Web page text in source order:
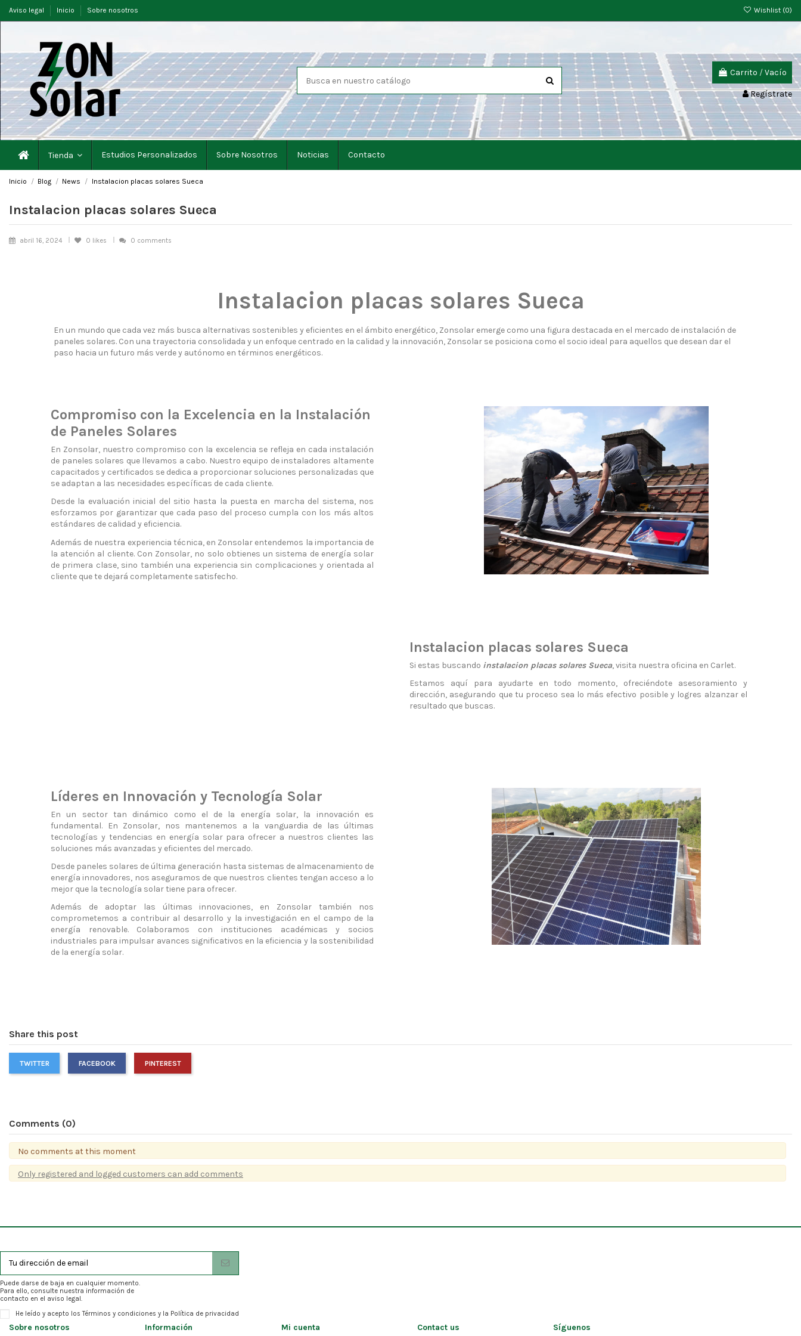
Aviso legal Inicio Sobre nosotros Wishlist (0)
Carrito /Vacío
Regístrate
Tienda Estudios Personalizados Sobre Nosotros Noticias Contacto
Inicio Blog News Instalacion placas solares Sueca
Instalacion placas solares Sueca
abril 16, 2024 0 likes 0 comments
Instalacion placas solares Sueca
En un mundo que cada vez más busca alternativas sostenibles y eficientes en el ámbito energético, Zonsolar emerge como una figura destacada en el mercado de instalación de
paneles solares. Con una trayectoria consolidada y un enfoque centrado en la calidad y la innovación, Zonsolar se posiciona como el socio ideal para aquellos que desean dar el
paso hacia un futuro más verde y autónomo en términos energéticos.
Compromiso con la Excelencia en la Instalación
de Paneles Solares
En Zonsolar, nuestro compromiso con la excelencia se refleja en cada instalación
de paneles solares que llevamos a cabo. Nuestro equipo de instaladores altamente
capacitados y certificados se dedica a proporcionar soluciones personalizadas que
se adaptan a las necesidades específicas de cada cliente.
Desde la evaluación inicial del sitio hasta la puesta en marcha del sistema, nos
esforzamos por garantizar que cada paso del proceso cumpla con los más altos
estándares de calidad y eficiencia.
Además de nuestra experiencia técnica, en Zonsolar entendemos la importancia de
la atención al cliente. Con Zonsolar, no solo obtienes un sistema de energía solar
de primera clase, sino también una experiencia sin complicaciones y orientada al
cliente que te dejará completamente satisfecho.
Instalacion placas solares Sueca
Si estas buscando instalacion placas solares Sueca, visita nuestra oficina en Carlet.
Estamos aquí para ayudarte en todo momento, ofreciéndote asesoramiento y
dirección, asegurando que tu proceso sea lo más efectivo posible y logres alzanzar el
resultado que buscas.
Líderes en Innovación y Tecnología Solar
En un sector tan dinámico como el de la energía solar, la innovación es
fundamental. En Zonsolar, nos mantenemos a la vanguardia de las últimas
tecnologías y tendencias en energía solar para ofrecer a nuestros clientes las
soluciones más avanzadas y eficientes del mercado.
Desde paneles solares de última generación hasta sistemas de almacenamiento de
energía innovadores, nos aseguramos de que nuestros clientes tengan acceso a lo
mejor que la tecnología solar tiene para ofrecer.
Además de adoptar las últimas innovaciones, en Zonsolar también nos
comprometemos a contribuir al desarrollo y la investigación en el campo de la
energía renovable. Colaboramos con instituciones académicas y socios
industriales para impulsar avances significativos en la eficiencia y la sostenibilidad
de la energía solar.
Share this post
TWITTER FACEBOOK PINTEREST
Comments (0)
No comments at this moment
Only registered and logged customers can add comments
Puede darse de baja en cualquier momento.
Para ello, consulte nuestra información de
contacto en el aviso legal.
He leído y acepto losTérminos y condiciones y la Política de privacidad
Sobre nosotros Información Mi cuenta Contact us Síguenos